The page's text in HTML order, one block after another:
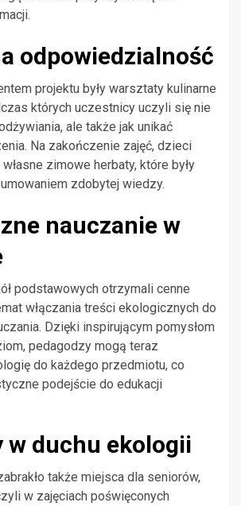
odpowiedzialność
projektu były warsztaty kulinarne
których uczestnicy uczyli się nie
ale także jak unikać
Na zakończenie zajęć, dzieci
zimowe herbaty, które były
zdobytej wiedzy.
nauczanie w
podstawowych otrzymali cenne
włączania treści ekologicznych do
Dzięki inspirującym pomysłom
pedagodzy mogą teraz
do każdego przedmiotu, co
podejście do edukacji
w duchu ekologii
także miejsca dla seniorów,
w zajęciach poświęconych